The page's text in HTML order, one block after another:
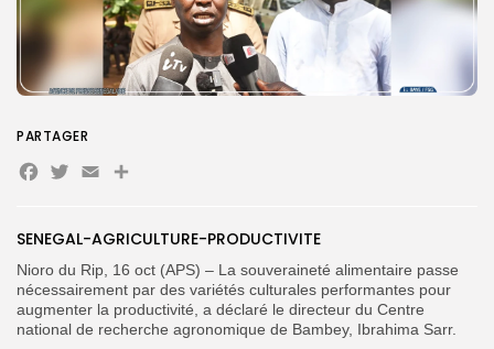
Search
for:
Button
FR
SENEGAL-AGRICULTURE-PRODUCTIVITE
Nioro du Rip, 16 oct (APS) – La souveraineté alimentaire passe
nécessairement par des variétés culturales performantes pour
augmenter la productivité, a déclaré le directeur du Centre
national de recherche agronomique de Bambey, Ibrahima Sarr.
PARTAGER
Facebook
Twitter
EmailPartager